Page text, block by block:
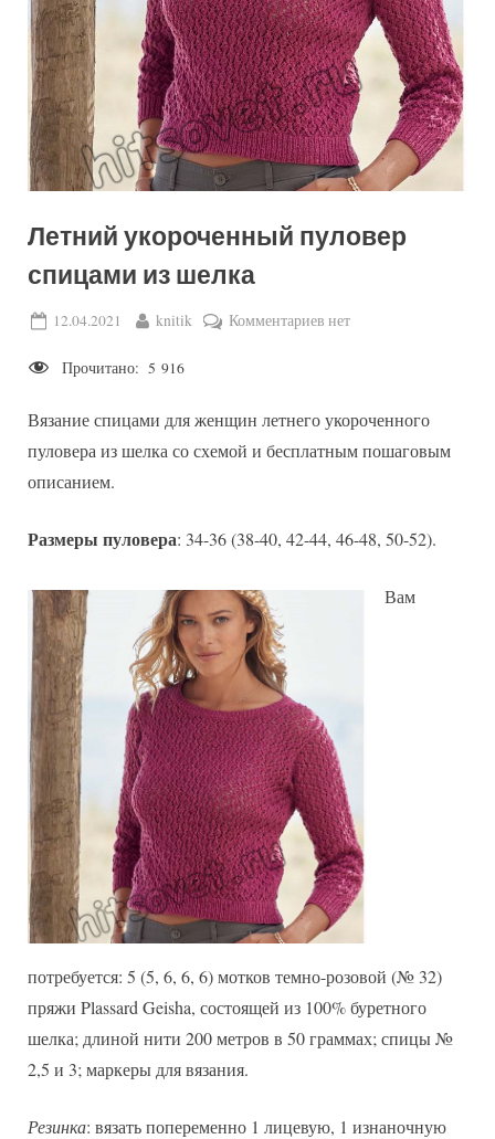
Летний укороченный пуловер
спицами из шелка
Posted
12.04.2021 By
knitik Комментариевк
пуловер
спицами
нет
Прочитано: 5 916
Вязание спицами для женщин летнего укороченного
пуловера из шелка со схемой и бесплатным пошаговым
описанием.
Размеры пуловера: 34-36 (38-40, 42-44, 46-48, 50-52).
Вам
потребуется: 5 (5, 6, 6, 6) мотков темно-розовой (№ 32)
пряжи Plassard Geisha, состоящей из 100% буретного
шелка; длиной нити 200 метров в 50 граммах; спицы №
2,5 и 3; маркеры для вязания.
Резинка: вязать попеременно 1 лицевую, 1 изнаночную